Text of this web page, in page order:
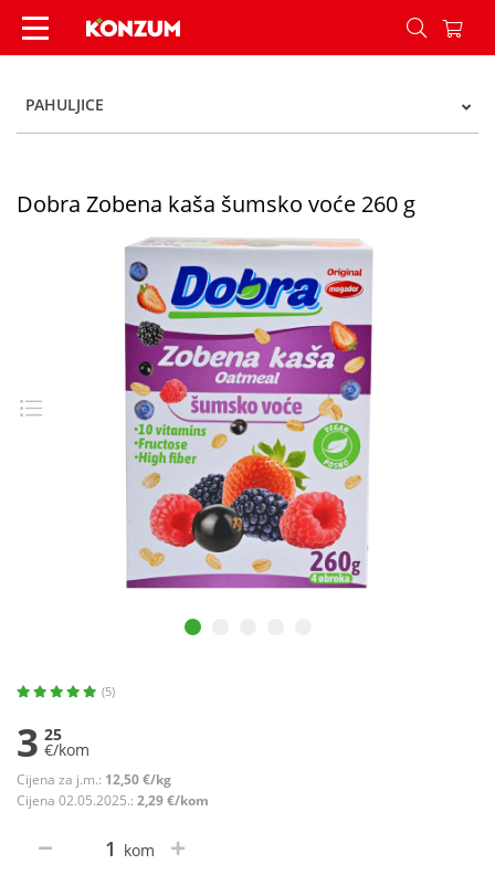
Dobra Zobena kaša šumsko voće 260 g - Konzum
PAHULJICE
Dobra Zobena kaša šumsko voće 260 g
(5)
3 25
€/kom
Cijena za j.m.: 12,50 €/kg
Cijena 02.05.2025.: 2,29 €/kom
kom